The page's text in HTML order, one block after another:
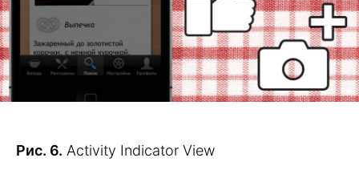
Рис. 6. Activity Indicator View